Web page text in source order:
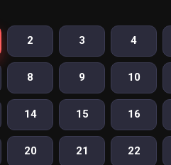
2 3 4
8 9 10
14 15 16
20 21 22